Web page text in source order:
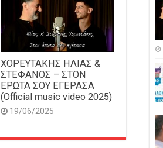
ΧΟΡΕΥΤΑΚΗΣ ΗΛΙΑΣ &
ΣΤΕΦΑΝΟΣ – ΣΤΟΝ
ΕΡΩΤΑ ΣΟΥ ΕΓΕΡΑΣΑ
(Official music video 2025)
19/06/2025